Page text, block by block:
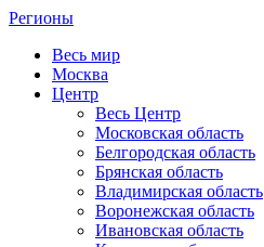
Регионы
Весь мир
Москва
Центр
Весь Центр
Московская область
Белгородская область
Брянская область
Владимирская область
Воронежская область
Ивановская область